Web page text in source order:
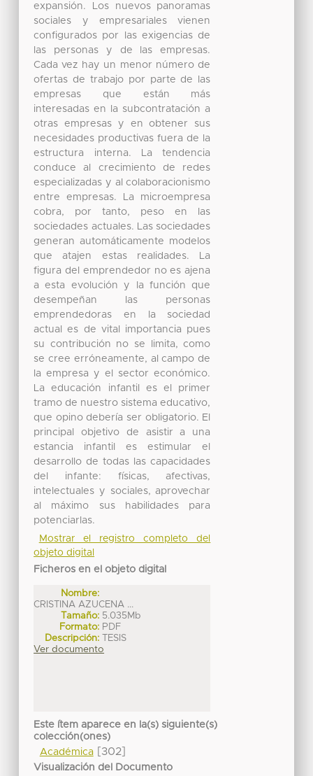
expansión. Los nuevos panoramas
sociales y empresariales vienen
configurados por las exigencias de
las personas y de las empresas.
Cada vez hay un menor número de
ofertas de trabajo por parte de las
empresas que están más
interesadas en la subcontratación a
otras empresas y en obtener sus
necesidades productivas fuera de la
estructura interna. La tendencia
conduce al crecimiento de redes
especializadas y al colaboracionismo
entre empresas. La microempresa
cobra, por tanto, peso en las
sociedades actuales. Las sociedades
generan automáticamente modelos
que atajen estas realidades. La
figura del emprendedor no es ajena
a esta evolución y la función que
desempeñan las personas
emprendedoras en la sociedad
actual es de vital importancia pues
su contribución no se limita, como
se cree erróneamente, al campo de
la empresa y el sector económico.
La educación infantil es el primer
tramo de nuestro sistema educativo,
que opino debería ser obligatorio. El
principal objetivo de asistir a una
estancia infantil es estimular el
desarrollo de todas las capacidades
del infante: físicas, afectivas,
intelectuales y sociales, aprovechar
al máximo sus habilidades para
potenciarlas.
Mostrar el registro completo del
objeto digital
Ficheros en el objeto digital
Nombre:
CRISTINA AZUCENA ...
Tamaño: 5.035Mb
Formato: PDF
Descripción: TESIS
Ver documento
Este ítem aparece en la(s) siguiente(s)
colección(ones)
Académica[302]
Visualización del Documento